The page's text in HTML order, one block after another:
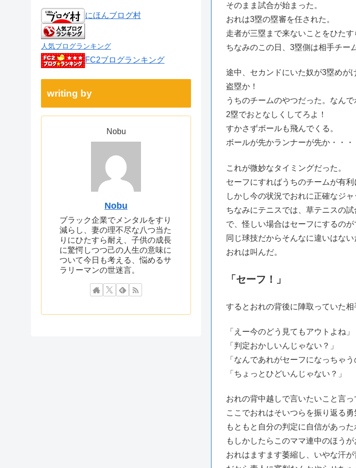
そのまま試合が始まった。
おれは3塁の塁審を任された。
走者が三塁まで来ないことをひた
ちなみのこの日、3塁側は相手チー
途中、セカンドにいた奴が3塁めが
盗塁か！
うちのチームのやつだった。なん
2塁でおとなしくしてろよ！
すかさずボールも飛んでくる。
ボールが先かランナーが先か・・・
これが微妙なタイミングだった。
セーフにすればうちのチームが有
しかし今の状況でおれに正確なジ
ちなみにテニスでは、草テニスの
で、怪しい場合はセーフにするのが
同じ球技だからそんなに違いはない
おれは叫んだ。
「セーフ！」
するとおれの背後に陣取っていた
「えー今のどう見てもアウトよね」
「判定おかしいんじゃない？」
「なんであれがセーフになっちゃう
「ちょっとひどいんじゃない？」
おれの背中越しで言いたいこと言っ
ここでおれはそいつらを振り返る勇
もともと自分の判定に自信があった
もしかしたらこのママ連中のほう
おれはますます萎縮し、いやな汗が
にほんブログ村
人気ブログランキング
FC2ブログランキング
writing by
Nobu
Nobu
ブラック企業でメンタルをすり
減らし、妻の理不尽な八つ当た
りにひたすら耐え、子供の成長
に驚愕しつつ己の人生の意味に
ついて今日も考える、悩めるサ
ラリーマンの世迷言。